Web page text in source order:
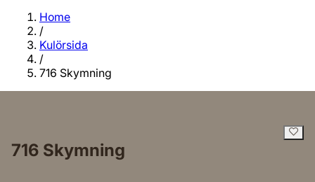
Home
/
Kulörsida
/
716 Skymning
716 Skymning